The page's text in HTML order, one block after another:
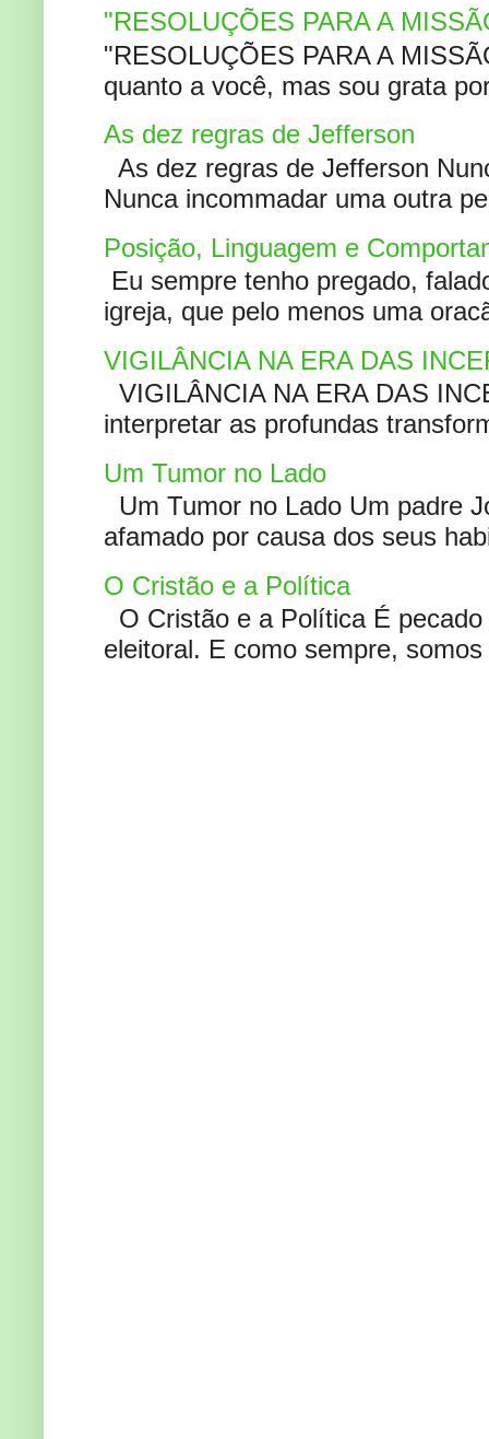
"RESOLUÇÕES PARA A
"RESOLUÇÕES PARA A
quanto a você, mas sou grata
As dez regras de Jefferson
As dez regras de Jefferson
Nunca incommadar uma outra
Posição, Linguagem e
Eu sempre tenho pregado,
igreja, que pelo menos uma
VIGILÂNCIA NA ERA DAS
VIGILÂNCIA NA ERA DAS
interpretar as profundas
Um Tumor no Lado
Um Tumor no Lado Um padre
afamado por causa dos seus
O Cristão e a Política
O Cristão e a Política É
eleitoral. E como sempre,